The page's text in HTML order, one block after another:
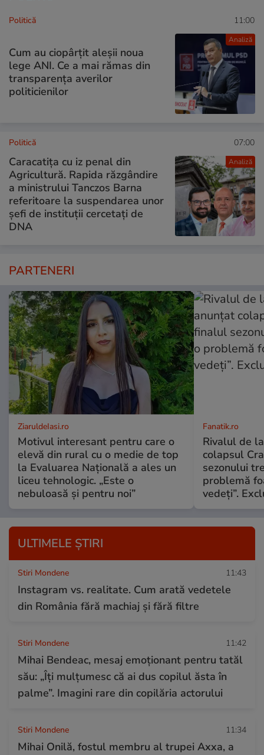
Analiză
Politică 11:00
Cum au ciopârțit aleșii noua
lege ANI. Ce a mai rămas din
transparența averilor
politicienilor
Analiză
Politică 07:00
Caracatița cu iz penal din
Agricultură. Rapida răzgândire
a ministrului Tanczos Barna
referitoare la suspendarea unor
șefi de instituții cercetați de
DNA
PARTENERI
ZiaruldeIasi.ro
Motivul interesant pentru care o
elevă din rural cu o medie de top
la Evaluarea Națională a ales un
liceu tehnologic. „Este o
nebuloasă și pentru noi”
Fanatik.ro
Rivalul de
colapsul
sezonului
problemă
vedeți”.
ULTIMELE ȘTIRI
Stiri Mondene 11:43
Instagram vs. realitate. Cum arată vedetele
din România fără machiaj și fără filtre
Stiri Mondene 11:42
Mihai Bendeac, mesaj emoționant pentru tatăl
său: „Îți mulțumesc că ai dus copilul ăsta în
palme”. Imagini rare din copilăria actorului
Stiri Mondene 11:34
Mihai Onilă, fostul membru al trupei Axxa, a